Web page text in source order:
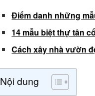
Điểm danh những
14 mẫu biệt thự tân
Cách xây nhà vườn
Nội dung